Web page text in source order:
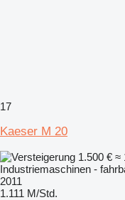
17
Kaeser M 20
1.500 € ≈
Industriemaschinen -
2011
1.111 M/Std.